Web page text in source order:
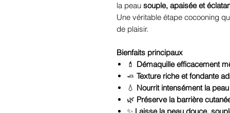
la peau souple, apaisée et
Une véritable étape cocooning
de plaisir.
Bienfaits principaux
💄 Démaquille efficacement
🧈 Texture riche et fondante
💧 Nourrit intensément la
🌿 Préserve la barrière